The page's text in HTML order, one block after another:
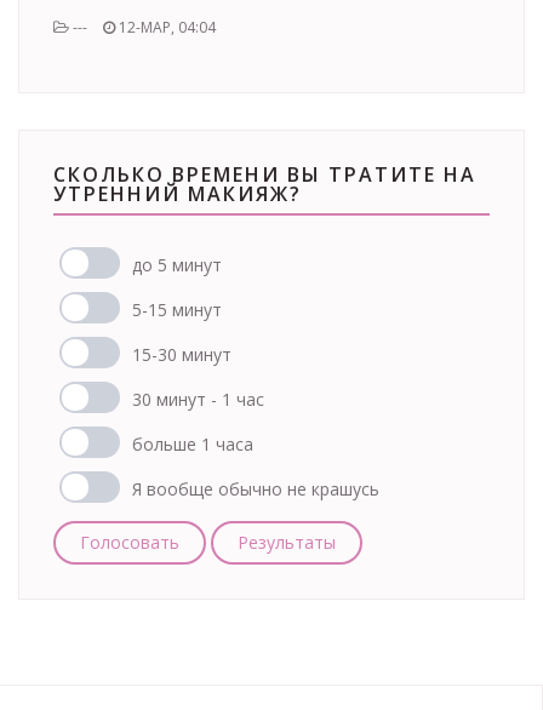
--- 12-МАР, 04:04
СКОЛЬКО ВРЕМЕНИ ВЫ ТРАТИТЕ НА
УТРЕННИЙ МАКИЯЖ?
до 5 минут
5-15 минут
15-30 минут
30 минут - 1 час
больше 1 часа
Я вообще обычно не крашусь
Голосовать Результаты